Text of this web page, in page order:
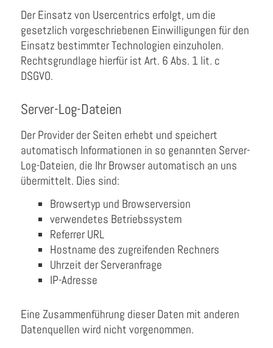
Der Einsatz von Usercentrics erfolgt, um die
gesetzlich vorgeschriebenen Einwilligungen für den
Einsatz bestimmter Technologien einzuholen.
Rechtsgrundlage hierfür ist Art. 6 Abs. 1 lit. c
DSGVO.
Server-Log-Dateien
Der Provider der Seiten erhebt und speichert
automatisch Informationen in so genannten Server-
Log-Dateien, die Ihr Browser automatisch an uns
übermittelt. Dies sind:
Browsertyp und Browserversion
verwendetes Betriebssystem
Referrer URL
Hostname des zugreifenden Rechners
Uhrzeit der Serveranfrage
IP-Adresse
Eine Zusammenführung dieser Daten mit anderen
Datenquellen wird nicht vorgenommen.